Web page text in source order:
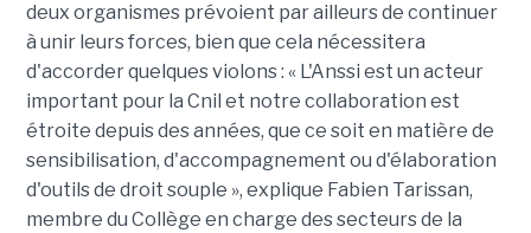
deux organismes prévoient par ailleurs de continuer
à unir leurs forces, bien que cela nécessitera
d'accorder quelques violons : « L'Anssi est un acteur
important pour la Cnil et notre collaboration est
étroite depuis des années, que ce soit en matière de
sensibilisation, d'accompagnement ou d'élaboration
d'outils de droit souple », explique Fabien Tarissan,
membre du Collège en charge des secteurs de la